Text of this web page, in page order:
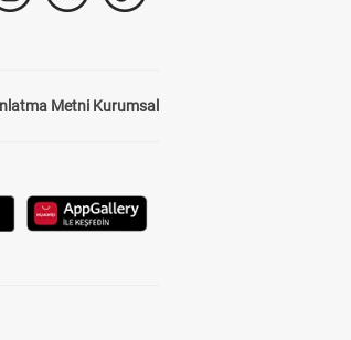
Metni Kurumsal